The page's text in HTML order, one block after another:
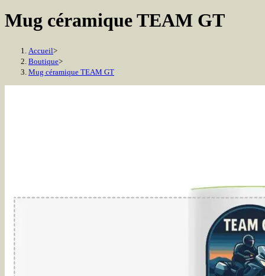
Mug céramique TEAM GT
Accueil>
Boutique>
Mug céramique TEAM GT